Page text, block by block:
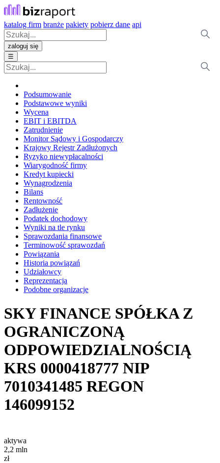
katalog firm branże pakiety pobierz dane api
zaloguj się
☰
Podsumowanie
Podstawowe wyniki
Wycena
EBIT i EBITDA
Zatrudnienie
Monitor Sądowy i Gospodarczy
Krajowy Rejestr Zadłużonych
Ryzyko niewypłacalności
Wiarygodność firmy
Kredyt kupiecki
Wynagrodzenia
Bilans
Rentowność
Zadłużenie
Podatek dochodowy
Wyniki na tle rynku
Sprawozdania finansowe
Terminowość sprawozdań
Powiązania
Historia powiązań
Udziałowcy
Reprezentacja
Podobne organizacje
SKY FINANCE SPÓŁKA Z
OGRANICZONĄ
ODPOWIEDZIALNOŚCIĄ
KRS 0000418777 NIP
7010341485 REGON
146099152
aktywa
2,2 mln
zł